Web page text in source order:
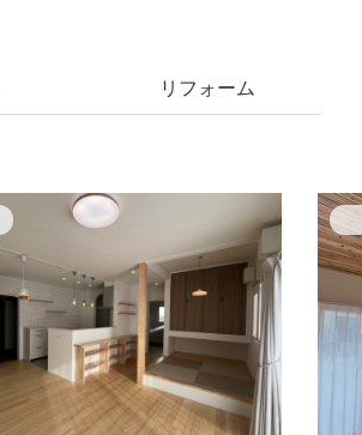
リフォーム